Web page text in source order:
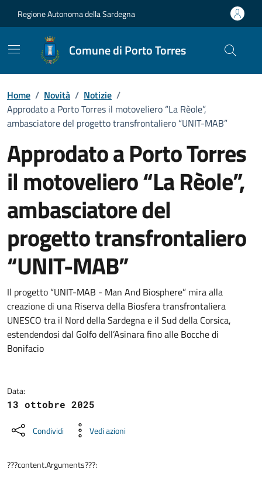
Regione Autonoma della Sardegna
Comune di Porto Torres
Home / Novità / Notizie /
Approdato a Porto Torres il motoveliero “La Rèole”,
ambasciatore del progetto transfrontaliero “UNIT-MAB”
Approdato a Porto Torres
il motoveliero “La Rèole”,
ambasciatore del
progetto transfrontaliero
“UNIT-MAB”
Dettagli della notizia
Il progetto “UNIT-MAB - Man And Biosphere” mira alla
creazione di una Riserva della Biosfera transfrontaliera
UNESCO tra il Nord della Sardegna e il Sud della Corsica,
estendendosi dal Golfo dell’Asinara fino alle Bocche di
Bonifacio
Data:
13 ottobre 2025
Condividi Vedi azioni
???content.Arguments???: